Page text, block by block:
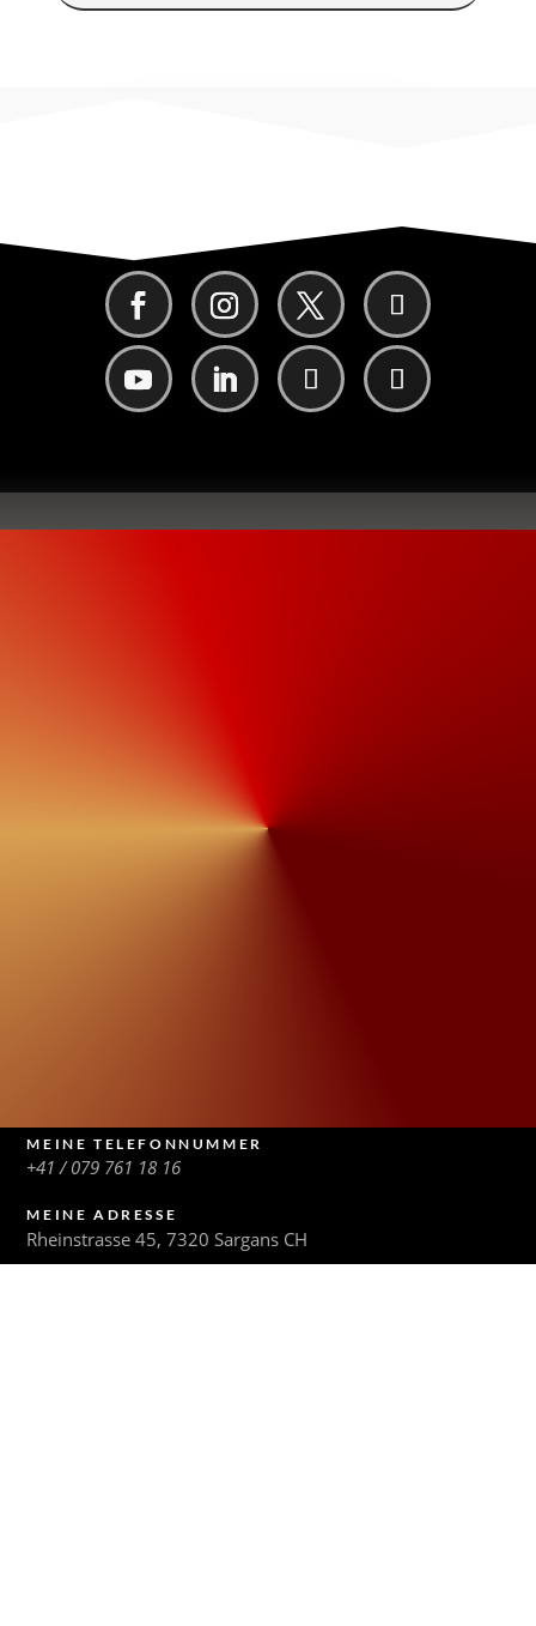
MEINE TELEFONNUMMER
+41 / 079 761 18 16
MEINE ADRESSE
Rheinstrasse 45, 7320 Sargans CH